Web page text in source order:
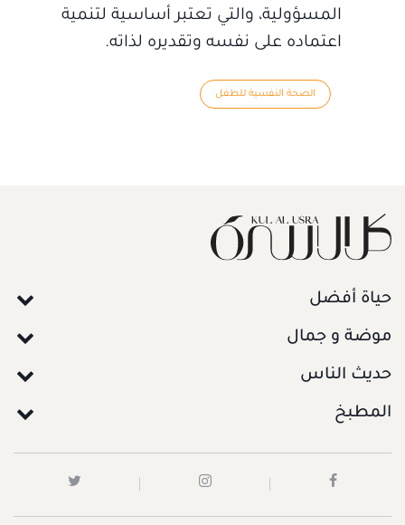
المسؤولية، والتي تعتبر أساسية لتنمية
اعتماده على نفسه وتقديره لذاته.
الصحة النفسية للطفل
حياة أفضل
موضة و جمال
حديث الناس
المطبخ